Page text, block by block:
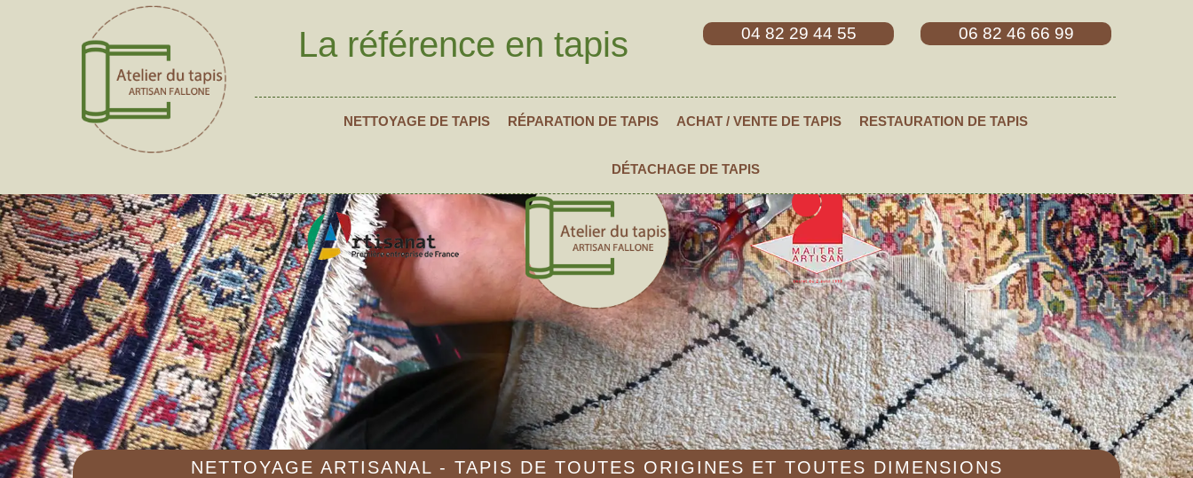
La référence en tapis 04 82 29 44 55 06 82 46 66 99
NETTOYAGE DE TAPIS RÉPARATION DE TAPIS ACHAT / VENTE DE TAPIS RESTAURATION DE TAPIS
DÉTACHAGE DE TAPIS
NETTOYAGE ARTISANAL - TAPIS DE TOUTES ORIGINES ET TOUTES DIMENSIONS